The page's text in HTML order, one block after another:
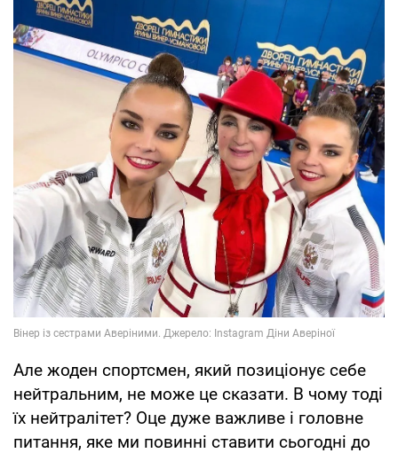
Але жоден спортсмен, який позиціонує себе
нейтральним, не може це сказати. В чому тоді
їх нейтралітет? Оце дуже важливе і головне
питання, яке ми повинні ставити сьогодні до